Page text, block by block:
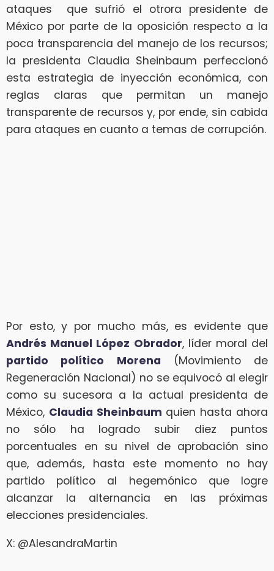
ataques que sufrió el otrora presidente de
México por parte de la oposición respecto a la
poca transparencia del manejo de los recursos;
la presidenta Claudia Sheinbaum perfeccionó
esta estrategia de inyección económica, con
reglas claras que permitan un manejo
transparente de recursos y, por ende, sin cabida
para ataques en cuanto a temas de corrupción.
Por esto, y por mucho más, es evidente que
Andrés Manuel López Obrador, líder moral del
partido político Morena (Movimiento de
Regeneración Nacional) no se equivocó al elegir
como su sucesora a la actual presidenta de
México, Claudia Sheinbaum quien hasta ahora
no sólo ha logrado subir diez puntos
porcentuales en su nivel de aprobación sino
que, además, hasta este momento no hay
partido político al hegemónico que logre
alcanzar la alternancia en las próximas
elecciones presidenciales.
X: @AlesandraMartin